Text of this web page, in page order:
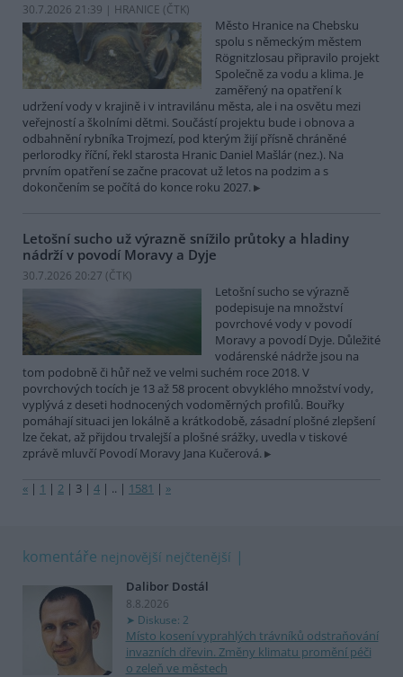
30.7.2026 21:39 | HRANICE (ČTK)
Město Hranice na Chebsku
spolu s německým městem
Rögnitzlosau připravilo projekt
Společně za vodu a klima. Je
zaměřený na opatření k
udržení vody v krajině i v intravilánu města, ale i na osvětu mezi
veřejností a školními dětmi. Součástí projektu bude i obnova a
odbahnění rybníka Trojmezí, pod kterým žijí přísně chráněné
perlorodky říční, řekl starosta Hranic Daniel Mašlár (nez.). Na
prvním opatření se začne pracovat už letos na podzim a s
dokončením se počítá do konce roku 2027.
Letošní sucho už výrazně snížilo průtoky a hladiny
nádrží v povodí Moravy a Dyje
30.7.2026 20:27 (ČTK)
Letošní sucho se výrazně
podepisuje na množství
povrchové vody v povodí
Moravy a povodí Dyje. Důležité
vodárenské nádrže jsou na
tom podobně či hůř než ve velmi suchém roce 2018. V
povrchových tocích je 13 až 58 procent obvyklého množství vody,
vyplývá z deseti hodnocených vodoměrných profilů. Bouřky
pomáhají situaci jen lokálně a krátkodobě, zásadní plošné zlepšení
lze čekat, až přijdou trvalejší a plošné srážky, uvedla v tiskové
zprávě mluvčí Povodí Moravy Jana Kučerová.
« | 1 | 2 | 3 | 4 | .. | 1581 | »
komentáře nejnovější nejčtenější
Dalibor Dostál
8.8.2026
Diskuse: 2
Místo kosení vyprahlých trávníků odstraňování
invazních dřevin. Změny klimatu promění péči
o zeleň ve městech